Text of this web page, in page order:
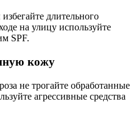
длительного
на улицу используйте
SPF.
кожу
не трогайте обработанные
агрессивные средства